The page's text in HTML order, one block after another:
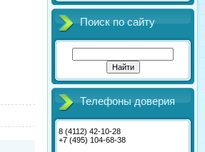
Поиск по сайту
Телефоны доверия
8 (4112) 42-10-28
+7 (495) 104-68-38